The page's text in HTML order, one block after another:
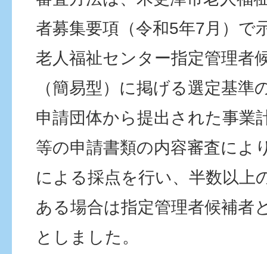
者募集要項（令和5年7月）で
老人福祉センター指定管理者
（簡易型）に掲げる選定基準
申請団体から提出された事業
等の申請書類の内容審査によ
による採点を行い、半数以上
ある場合は指定管理者候補者
としました。